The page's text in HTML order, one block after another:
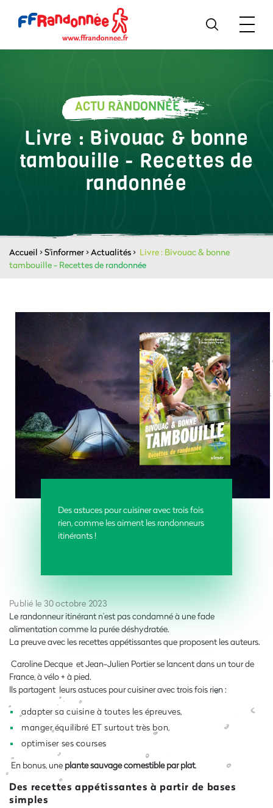
ACTU RANDONNÉE
Livre : Bivouac & bonne
tambouille - Recettes de
randonnée
Accueil >S'informer>Actualités> Livre : Bivouac & bonne
tambouille - Recettes de randonnée
Desastuces pour cuisiner avec trois fois
rien, comme les aiment les randonneurs
itinérants !
Publié le 30 octobre 2023
Le randonneur itinérant n’est pas condamné à une fade
alimentation comme la purée déshydratée.
La preuve avec les recettes appétissantes que proposent les auteurs.
Caroline Decque et Jean-Julien Portier se lancent dans un tour de
France, à vélo + à pied.
Ils partagent leurs astuces pour cuisiner avec trois fois rien :
adapter sa cuisine à toutes les épreuves,
manger équilibré ET surtout très bon,
optimiser ses courses
En bonus, une plante sauvage comestible par plat.
Des recettes appétissantes à partir de bases
simples